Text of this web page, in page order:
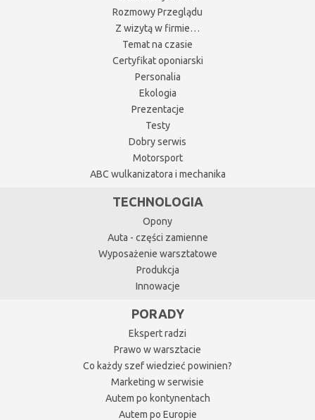
Rozmowy Przeglądu
Z wizytą w firmie…
Temat na czasie
Certyfikat oponiarski
Personalia
Ekologia
Prezentacje
Testy
Dobry serwis
Motorsport
ABC wulkanizatora i mechanika
TECHNOLOGIA
Opony
Auta - części zamienne
Wyposażenie warsztatowe
Produkcja
Innowacje
PORADY
Ekspert radzi
Prawo w warsztacie
Co każdy szef wiedzieć powinien?
Marketing w serwisie
Autem po kontynentach
Autem po Europie